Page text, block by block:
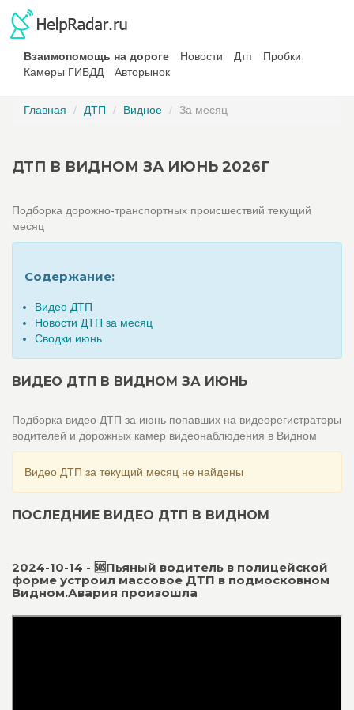
Взаимопомощь на дороге Новости Дтп
Пробки
Камеры ГИБДД
Авторынок
Главная ДТП Видное За месяц
ДТП В ВИДНОМ ЗА ИЮНЬ 2026Г
Подборка дорожно-транспортных происшествий текущий
месяц
Содержание:
Видео ДТП
Новости ДТП за месяц
Сводки июнь
ВИДЕО ДТП В ВИДНОМ ЗА ИЮНЬ
Подборка видео ДТП за июнь попавших на видеорегистраторы
водителей и дорожных камер видеонаблюдения в Видном
Видео ДТП за текущий месяц не найдены
ПОСЛЕДНИЕ ВИДЕО ДТП В ВИДНОМ
2024-10-14 - 🆘Пьяный водитель в полицейской
форме устроил массовое ДТП в подмосковном
Видном.Авария произошла